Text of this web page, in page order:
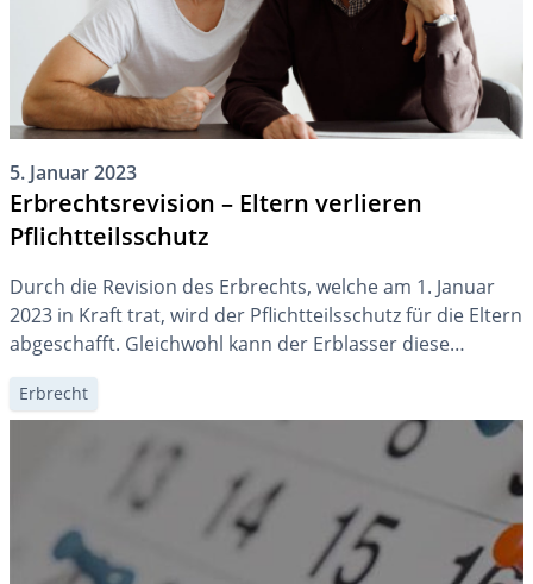
5. Januar 2023
Erbrechtsrevision – Eltern verlieren
Pflichtteilsschutz
Durch die Revision des Erbrechts, welche am 1. Januar
2023 in Kraft trat, wird der Pflichtteilsschutz für die Eltern
abgeschafft. Gleichwohl kann der Erblasser diese
bedenken, wenn er dies möchte. Andererseits erhält er
so mehr Freiheiten, selber über seinen Nachlass zu
Erbrecht